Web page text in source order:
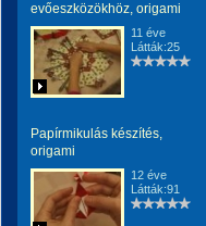
evőeszközökhöz, origami
11 éve
Látták:25
Papírmikulás készítés,
origami
12 éve
Látták:91